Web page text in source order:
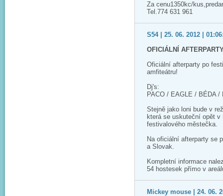
Za cenu1350kc/
Tel.774 631 961
S54 | 25. 06. 2012 |
OFICIÁLNÍ
Oficiální afterparty po
amfiteátru!
Dj's:
PACO / EAGLE / BÉDA /
Stejně jako loni bude v
která se uskuteční opět
festivalového městečka.
Na oficiální afterparty se
a Slovak.
Kompletní informace
54 hostesek přímo v
Mickey mouse | 24. 06.